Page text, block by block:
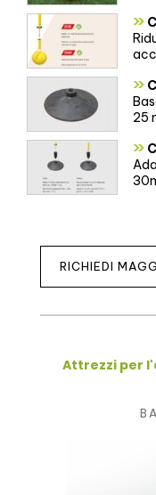
»
»
25
»
RICHIEDI
Attrezzi per